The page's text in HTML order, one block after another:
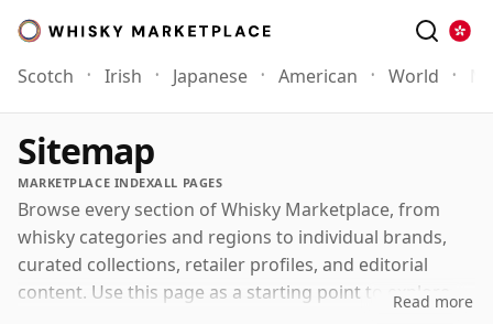
Scotch Irish Japanese American World
Sitemap
MARKETPLACE INDEXALL PAGES
Browse every section of Whisky Marketplace, from
whisky categories and regions to individual brands,
curated collections, retailer profiles, and editorial
content. Use this page as a starting point to explore
Read more